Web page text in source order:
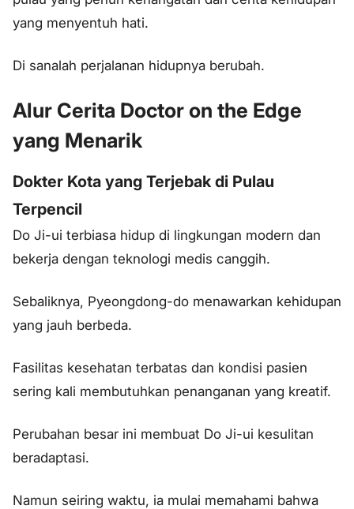
yang menyentuh hati.
Di sanalah perjalanan hidupnya berubah.
Alur Cerita Doctor on the Edge
yang Menarik
Dokter Kota yang Terjebak di Pulau
Terpencil
Do Ji-ui terbiasa hidup di lingkungan modern dan
bekerja dengan teknologi medis canggih.
Sebaliknya, Pyeongdong-do menawarkan kehidupan
yang jauh berbeda.
Fasilitas kesehatan terbatas dan kondisi pasien
sering kali membutuhkan penanganan yang kreatif.
Perubahan besar ini membuat Do Ji-ui kesulitan
beradaptasi.
Namun seiring waktu, ia mulai memahami bahwa